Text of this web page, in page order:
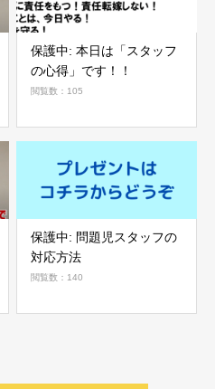
保護中: 本日は「スタッフ
の心得」です！！
閲覧数：105
保護中: 問題児スタッフの
対応方法
閲覧数：140